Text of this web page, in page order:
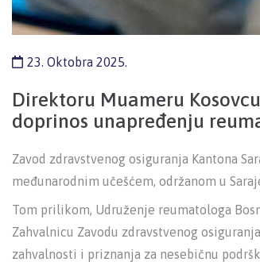
23. Oktobra 2025.
Direktoru Muameru
doprinos unapređenju
Zavod zdravstvenog osiguranja Kantona
međunarodnim učešćem, održanom u
Tom prilikom, Udruženje reumatologa
Zahvalnicu Zavodu zdravstvenog
zahvalnosti i priznanja za nesebičnu